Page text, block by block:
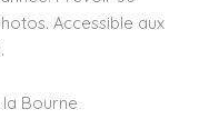
Accessible aux
Bourne